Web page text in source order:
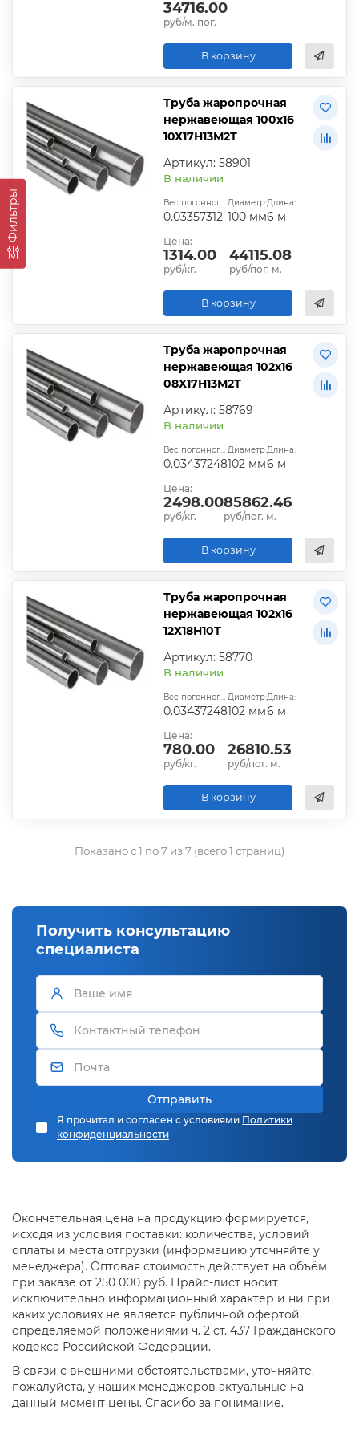
Фильтры
34716.00
руб/м. пог.
В корзину
Труба жаропрочная
нержавеющая 100х16
10Х17Н13М2Т
Артикул: 58901
В наличии
Вес погонного метра, т.:
0.03357312
Диаметр:
100 мм
Длина:
6 м
Цена:
1314.00
руб/кг.
44115.08
руб/пог. м.
В корзину
Труба жаропрочная
нержавеющая 102х16
08Х17Н13М2Т
Артикул: 58769
В наличии
Вес погонного метра, т.:
0.03437248
Диаметр:
102 мм
Длина:
6 м
Цена:
2498.00
руб/кг.
85862.46
руб/пог. м.
В корзину
Труба жаропрочная
нержавеющая 102х16
12Х18Н10Т
Артикул: 58770
В наличии
Вес погонного метра, т.:
0.03437248
Диаметр:
102 мм
Длина:
6 м
Цена:
780.00
руб/кг.
26810.53
руб/пог. м.
В корзину
Показано с 1 по 7 из 7 (всего 1 страниц)
Получить консультацию
специалиста
Отправить
Я прочитал и согласен с условиями Политики
конфиденциальности
Окончательная цена на продукцию формируется,
исходя из условия поставки: количества, условий
оплаты и места отгрузки (информацию уточняйте у
менеджера). Оптовая стоимость действует на объём
при заказе от 250 000 руб. Прайс-лист носит
исключительно информационный характер и ни при
каких условиях не является публичной офертой,
определяемой положениями ч. 2 ст. 437 Гражданского
кодекса Российской Федерации.
В связи с внешними обстоятельствами, уточняйте,
пожалуйста, у наших менеджеров актуальные на
данный момент цены. Спасибо за понимание.